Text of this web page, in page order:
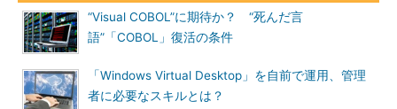
“Visual COBOL”に期待か？ “死んだ言
語”「COBOL」復活の条件
「Windows Virtual Desktop」を自前で運用、管理
者に必要なスキルとは？